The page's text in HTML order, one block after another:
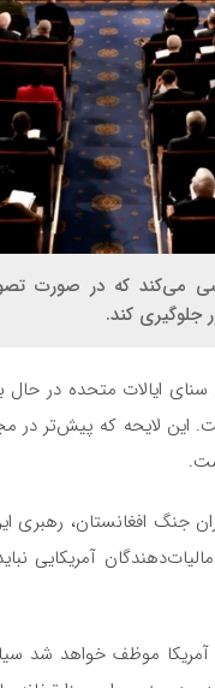
می‌کند که در صورت
جلوگیری کند.
ایالات متحده در حال
این لایحه که پیش‌تر در
جنگ افغانستان، رهبری
آمریکایی
موظف خواهد شد